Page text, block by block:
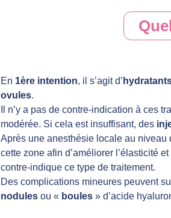
En 1ère intention, il s’agit d’
ovules.
Il n’y a pas de contre-indication à ces
modérée. Si cela est insuffisant, des
Après une anesthésie locale au niveau
cette zone afin d’améliorer l’élasticité
contre-indique ce type de traitement.
Des complications mineures peuvent
nodules ou « boules » d’acide